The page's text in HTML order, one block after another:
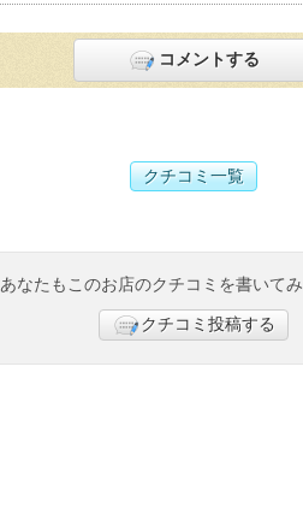
コメントする
クチコミ一覧
あなたもこのお店のクチコミを書いて
クチコミ投稿する